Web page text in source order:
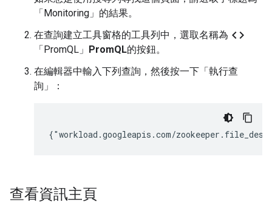
「Monitoring」的結果。
在查詢建立工具窗格的工具列中，選取名稱為 code
「PromQL」 PromQL的按鈕。
在編輯器中輸入下列查詢，然後按一下「執行查
詢」
：
查看資訊主頁